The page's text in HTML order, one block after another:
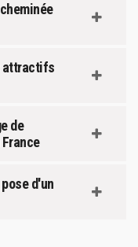
attractifs
de
d'un